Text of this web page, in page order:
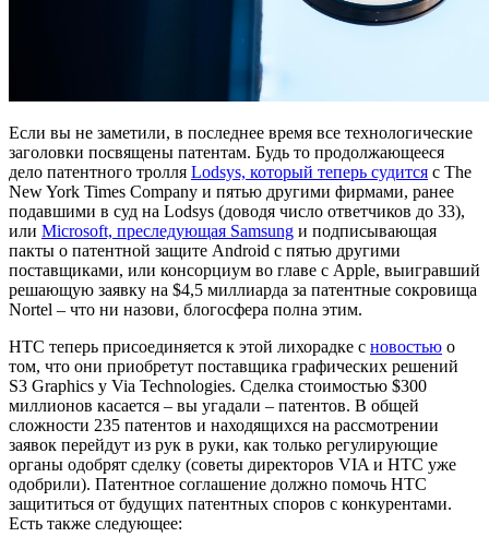
Если вы не заметили, в последнее время все технологические
заголовки посвящены патентам. Будь то продолжающееся
дело патентного тролля Lodsys, который теперь судится с The
New York Times Company и пятью другими фирмами, ранее
подавшими в суд на Lodsys (доводя число ответчиков до 33),
или Microsoft, преследующая Samsung и подписывающая
пакты о патентной защите Android с пятью другими
поставщиками, или консорциум во главе с Apple, выигравший
решающую заявку на $4,5 миллиарда за патентные сокровища
Nortel – что ни назови, блогосфера полна этим.
HTC теперь присоединяется к этой лихорадке с новостью о
том, что они приобретут поставщика графических решений
S3 Graphics у Via Technologies. Сделка стоимостью $300
миллионов касается – вы угадали – патентов. В общей
сложности 235 патентов и находящихся на рассмотрении
заявок перейдут из рук в руки, как только регулирующие
органы одобрят сделку (советы директоров VIA и HTC уже
одобрили). Патентное соглашение должно помочь HTC
защититься от будущих патентных споров с конкурентами.
Есть также следующее: